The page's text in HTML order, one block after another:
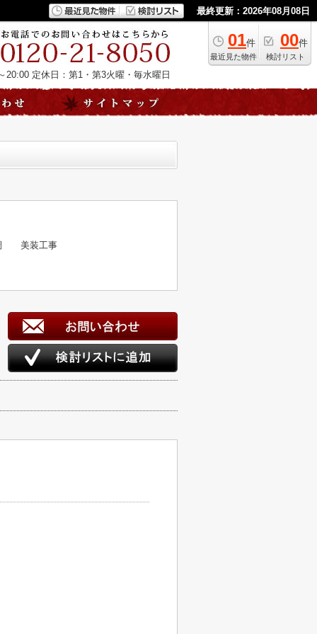
最終更新：2026年08月08日
01件
最近見た物件
00件
検討リスト
20:00 定休日：第1・第3火曜・毎水曜日
調 美装工事